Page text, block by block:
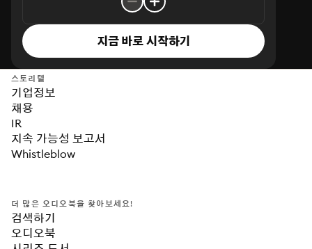
지금 바로 시작하기
스토리텔
기업정보
채용
IR
지속 가능성 보고서
Whistleblow
더 많은 오디오북을 찾아보세요!
검색하기
오디오북